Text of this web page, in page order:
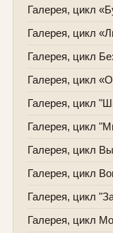
Галерея, цикл
Галерея, цикл
Галерея, цикл
Галерея, цикл
Галерея, цикл
Галерея, цикл
Галерея, цикл
Галерея, цикл
Галерея, цикл
Галерея, цикл